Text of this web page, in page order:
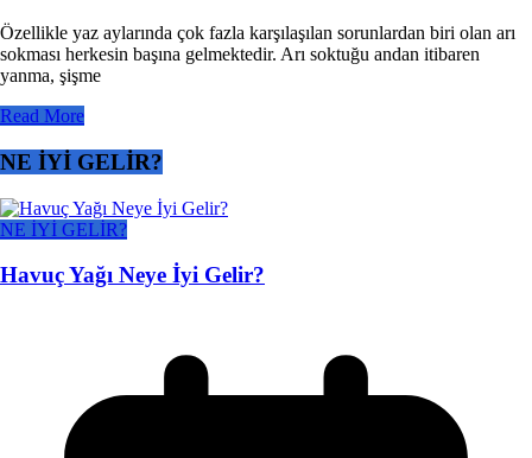
Özellikle yaz aylarında çok fazla karşılaşılan sorunlardan biri olan arı
sokması herkesin başına gelmektedir. Arı soktuğu andan itibaren
yanma, şişme
Read More
NE İYİ GELİR?
NE İYİ GELİR?
Havuç Yağı Neye İyi Gelir?